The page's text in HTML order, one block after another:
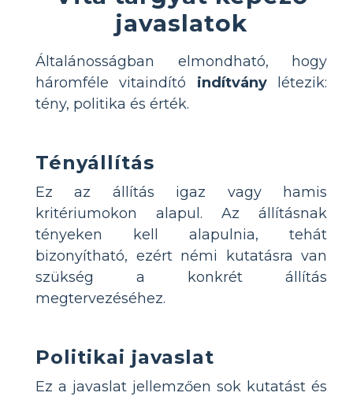
javaslatok
Általánosságban elmondható, hogy
háromféle vitaindító indítványlétezik:
tény, politika és érték.
Tényállítás
Ez az állítás igaz vagy hamis
kritériumokon alapul. Az állításnak
tényeken kell alapulnia, tehát
bizonyítható, ezért némi kutatásra van
szükség a konkrét állítás
megtervezéséhez.
Politikai javaslat
Ez a javaslat jellemzően sok kutatást és